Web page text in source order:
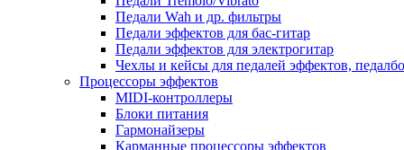
Педали Wah и др. фильтры
Педали эффектов для бас-гитар
Педали эффектов для электрогитар
Чехлы и кейсы для педалей эффектов,
Процессоры эффектов
MIDI-контроллеры
Блоки питания
Гармонайзеры
Карманные процессоры эффектов